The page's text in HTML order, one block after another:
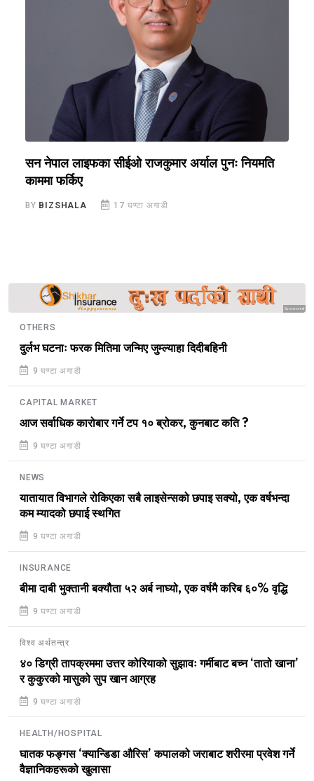
सन नेपाल लाइफका सीईओ राजकुमार अर्याल पुनः नियमति
काममा फर्किए
BY BIZSHALA 17 घण्टा अगाडी
Sponsored
OTHERS
दुर्लभ घटनाः फरक मितिमा जन्मिए जुम्ल्याहा दिदीबहिनी
9 घण्टा अगाडी
CAPITAL MARKET
आज सर्वाधिक कारोबार गर्ने टप १० ब्रोकर, कुनबाट कति ?
9 घण्टा अगाडी
NEWS
यातायात विभागले रोकिएका सबै लाइसेन्सको छपाइ सक्यो, एक वर्षभन्दा
कम म्यादको छपाई स्थगित
9 घण्टा अगाडी
INSURANCE
बीमा दाबी भुक्तानी बक्यौता ५२ अर्ब नाघ्यो, एक वर्षमै करिब ६०% वृद्धि
9 घण्टा अगाडी
विश्व अर्थतन्त्र
४० डिग्री तापक्रममा उत्तर कोरियाको सुझावः गर्मीबाट बच्न ‘तातो खाना’
र कुकुरको मासुको सुप खान आग्रह
9 घण्टा अगाडी
HEALTH/HOSPITAL
घातक फङ्गस ‘क्यान्डिडा औरिस’ कपालको जराबाट शरीरमा प्रवेश गर्ने
वैज्ञानिकहरूको खुलासा